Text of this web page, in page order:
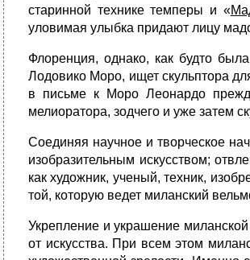
старинной технике темперы и «
уловимая улыбка придают лицу
Флоренция, однако, как будто
Лодовико Моро, ищет скульптора
в письме к Моро Леонардо
мелиоратора, зодчего и уже затем
Соединяя научное и творческое
изобразительным искусством;
как художник, ученый, техник,
той, кото­рую ведет миланский
Укрепление и украшение
от искусства. При всем этом